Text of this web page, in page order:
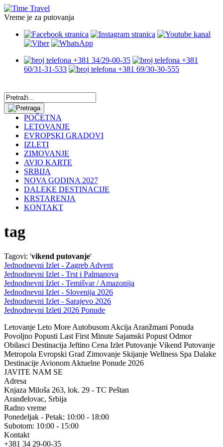
Vreme je za putovanja
+381 34/29-00-35
+381
60/31-31-533
+381 69/30-30-555
POČETNA
LETOVANJE
EVROPSKI GRADOVI
IZLETI
ZIMOVANJE
AVIO KARTE
SRBIJA
NOVA GODINA 2027
DALEKE DESTINACIJE
KRSTARENJA
KONTAKT
tag
Tagovi: 'vikend putovanje'
Jednodnevni Izlet - Zagreb Advent
Jednodnevni Izlet - Trst i Palmanova
Jednodnevni Izlet - Temišvar / Amazonija
Jednodnevni Izlet - Slovenija 2026
Jednodnevni Izlet - Sarajevo 2026
Jednodnevni Izleti 2026 Ponude
Letovanje Leto More Autobusom Akcija Aranžmani Ponuda
Povoljno Popusti Last First Minute Sajamski Popust Odmor
Obilasci Destinacija Jeftino Cena Izlet Putovanje Vikend Putovanje
Metropola Evropski Grad Zimovanje Skijanje Wellness Spa Dalake
Destinacije Avionom Aktuelne Ponude 2026
JAVITE NAM SE
Adresa
Knjaza Miloša 263, lok. 29 - TC Peštan
Aranđelovac, Srbija
Radno vreme
Ponedeljak - Petak: 10:00 - 18:00
Subotom: 10:00 - 15:00
Kontakt
+381 34 29-00-35